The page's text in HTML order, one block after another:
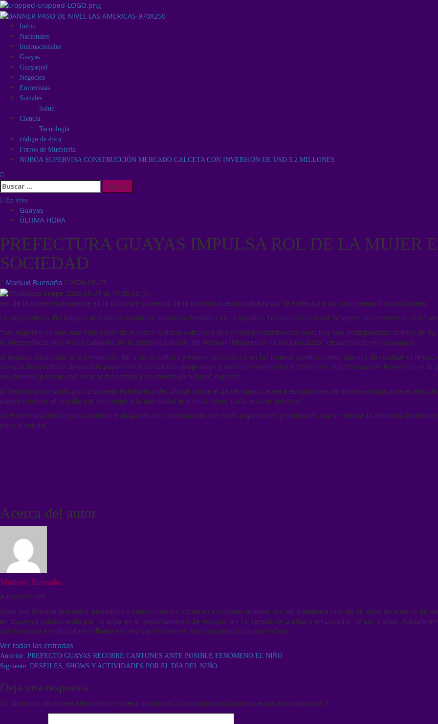
Inicio
Nacionales
Internacionales
Guayas
Guayaquil
Negocios
Entrevistas
Sociales
Salud
Ciencia
Tecnología
código de ética
Forros de Muebleria
NOBOA SUPERVISA CONSTRUCCIÓN MERCADO CALCETA CON INVERSIÓN DE USD 5.2 MILLONES
En vivo
Guayas
ÚLTIMA HORA
PREFECTURA GUAYAS IMPULSA ROL DE LA MUJER
SOCIEDAD
Mariuxi Buenaño 2026-05-28
Rol de la mujer guayasense en la cultura y sociedad de la provincia, es impulsado por la Prefectura con programas institucionales.
La viceprefecta del Guayas Ana María Gallardo, abordó la temática en la Séptima Edición del Festival “Mujeres en la Historia 2026”,
“Las mujeres no solo han sido parte de nuestra historia cultural y desarrollo productivo del país; hoy son protagonistas activas de
la Viceprefecta Ana María Gallardo, en la Séptima Edición del Festival “Mujeres en la Historia 2026”, desarrollado en Guayaquil.
El espacio destinado a la promoción del arte, la cultura y memoria histórica en las nuevas generaciones, apunta de resaltar el
caso, la Viceprefecta destacó el papel institucional con programas y servicios orientados a fortalecer la participación femenina en la
los jóvenes, porque con ellos se transmite y se construye futuro”, expresó.
El festival organizado por la Escuela Politécnica del Litoral, hasta el 29 de mayo, reúne a estudiantes de diversas instituciones
puede mostrar el orgullo por ser mujer y la identidad que mostramos cada una de nosotras”.
La Prefectura del Guayas continúa trabajando en coordinación con otros organismos y entidades, para reforzar la memoria
para el futuro.
Acerca del autor
Mariuxi Buenaño
Administrator
Hola! Soy Mariuxi Buenaño, periodista y comunicadora social en constante innovación. He trabajado más de 30 años en medios de
en Ecuavisa colaborando por 15 años en el departamento de noticias, en TC Televisión 2 años y en Ecuador TV por 3 años.
con la nueva era digital de influencers. No soy influencer, soy una periodista que influye.
Ver todas las entradas
Anterior: PREFECTO GUAYAS RECORRE CANTONES ANTE POSIBLE FENÓMENO EL NIÑO
Siguiente: DESFILES, SHOWS Y ACTIVIDADES POR EL DÍA DEL NIÑO
Deja una respuesta
Tu dirección de correo electrónico no será publicada. Los campos obligatorios están marcados con *